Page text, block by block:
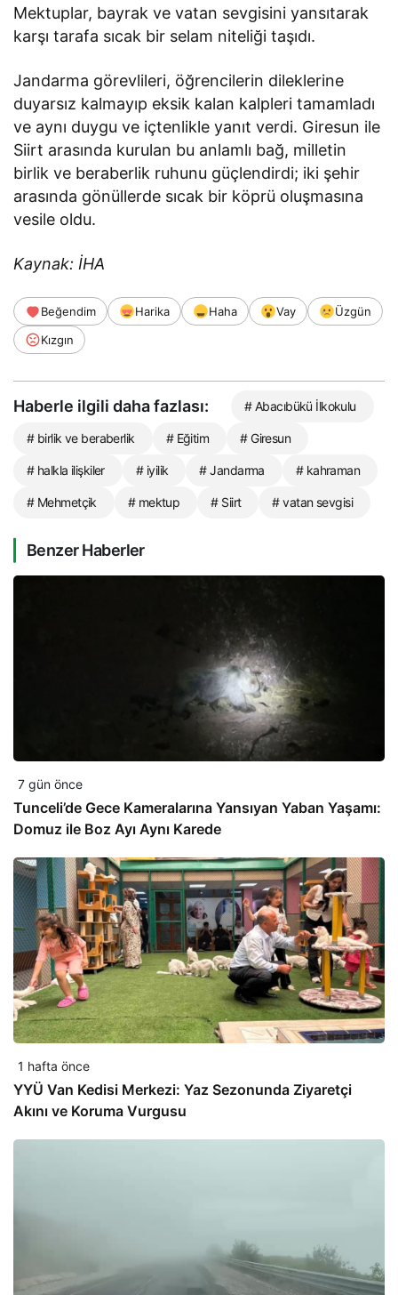
Mektuplar, bayrak ve vatan sevgisini yansıtarak
karşı tarafa sıcak bir selam niteliği taşıdı.
Jandarma görevlileri, öğrencilerin dileklerine
duyarsız kalmayıp eksik kalan kalpleri tamamladı
ve aynı duygu ve içtenlikle yanıt verdi. Giresun ile
Siirt arasında kurulan bu anlamlı bağ, milletin
birlik ve beraberlik ruhunu güçlendirdi; iki şehir
arasında gönüllerde sıcak bir köprü oluşmasına
vesile oldu.
Kaynak: İHA
Beğendim Harika Haha Vay
Üzgün
Kızgın
Haberle ilgili daha fazlası: # Abacıbükü İlkokulu
# birlik ve beraberlik # Eğitim # Giresun
# halkla ilişkiler # iyilik # Jandarma # kahraman
# Mehmetçik # mektup # Siirt # vatan sevgisi
Benzer Haberler
7 gün önce
Tunceli’de Gece Kameralarına Yansıyan Yaban Yaşamı:
Domuz ile Boz Ayı Aynı Karede
1 hafta önce
YYÜ Van Kedisi Merkezi: Yaz Sezonunda Ziyaretçi
Akını ve Koruma Vurgusu